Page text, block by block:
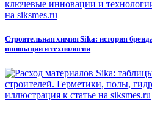
Строительная химия Sika: история
инновации и технологии